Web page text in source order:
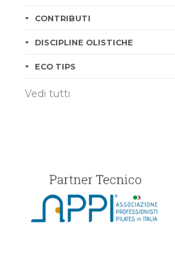
CONTRIBUTI
DISCIPLINE OLISTICHE
ECO TIPS